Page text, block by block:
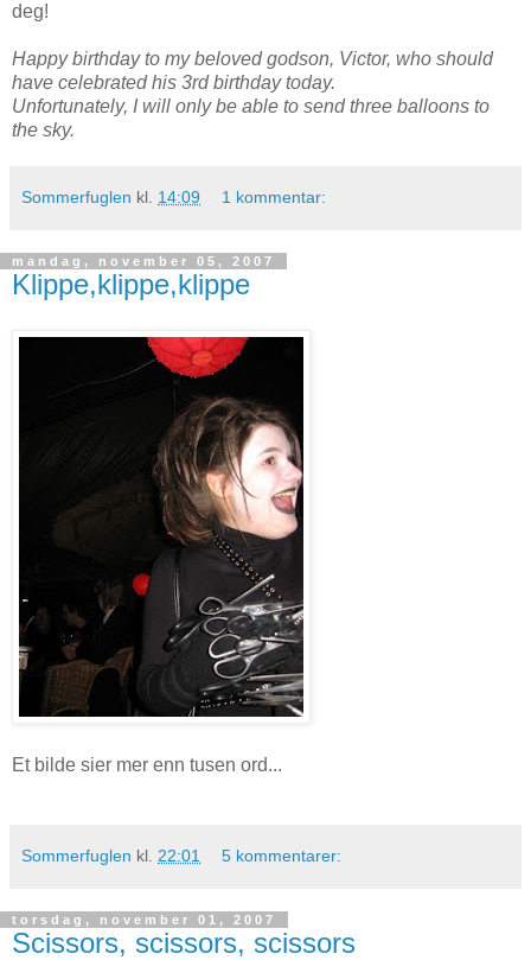
deg!
Happy birthday to my beloved godson, Victor, who should
have celebrated his 3rd birthday today.
Unfortunately, I will only be able to send three balloons to
the sky.
Sommerfuglen kl. 14:09 1 kommentar:
mandag, november 05, 2007
Klippe,klippe,klippe
Et bilde sier mer enn tusen ord...
Sommerfuglen kl. 22:01 5 kommentarer:
torsdag, november 01, 2007
Scissors, scissors, scissors